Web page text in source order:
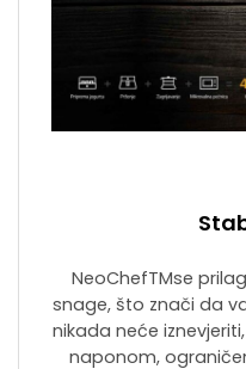
NeoChefTMse
snage, što znači da
nikada neće
naponom,